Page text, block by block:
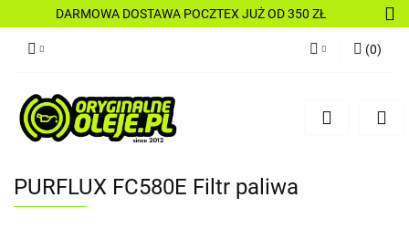
DARMOWA DOSTAWA POCZTEX JUŻ OD 350 ZŁ
Zarejestruj się
(0)
PURFLUX FC580E Filtr paliwa